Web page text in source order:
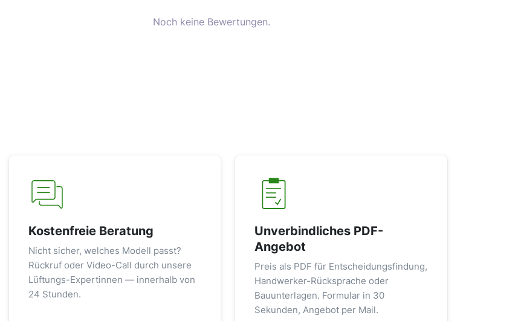
Noch keine Bewertungen.
Kostenfreie Beratung
Nicht sicher, welches Modell passt?
Rückruf oder Video-Call durch unsere
Lüftungs-Expertinnen — innerhalb von
24 Stunden.
Unverbindliches PDF-
Angebot
Preis als PDF für Entscheidungsfindung,
Handwerker-Rücksprache oder
Bauunterlagen. Formular in 30
Sekunden, Angebot per Mail.